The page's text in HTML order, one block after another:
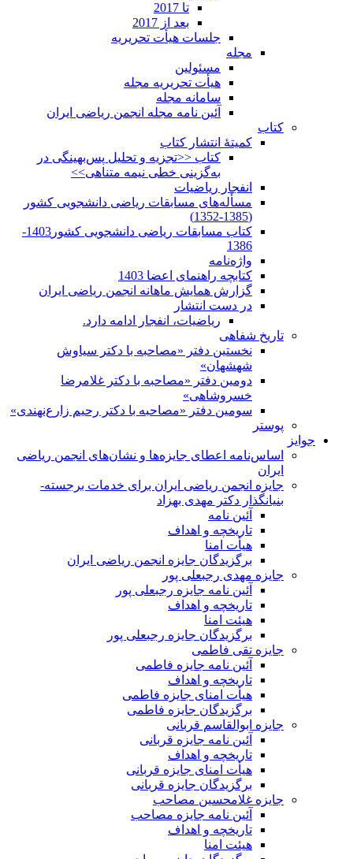
تا 2017
بعد از 2017
جلسات هیأت تحریریه
مجله
مسئولین
هیأت تحریریه مجله
سامانه مجله
آئین نامه مجله انجمن ریاضی ایران
کتاب
کمیتۀ انتشار کتاب
کتاب <<تجزیه و تحلیل پس‌بهینگی در
به‌گزینی خطی نیمه متناهی>>
انفجار ریاضیات
مسأله‌های مسابقات ریاضی دانشجویی کشور
(1385-1352)
کتاب مسابقات ریاضی دانشجویی کشور1403-
1386
واژه‌نامه
کتابچه راهنمای اعضا 1403
گزارش همایش ماهانه انجمن ریاضی ایران
در دست انتشار
ریاضیات، انفجار ادامه دارد.
تاریخ شفاهی
نخستین دفتر «مصاحبه با دکتر سیاوش
شهشهان»
دومین دفتر «مصاحبه با دکتر غلامرضا
خسروشاهی»
سومین دفتر «مصاحبه با دکتر رحیم زارع‌نهندی»
پوستر
جوایز
اساس‌نامه اعطای جایزه‌ها و نشان‌های انجمن ریاضی
ایران
جایزه انجمن ریاضی ایران برای خدمات برجسته-
بنیانگذار دکتر مهدی بهزاد
آئین نامه
تاریخچه و اهداف
هیأت امنا
برگزیدگان جایزه انجمن ریاضی ایران
جایزه مهدی رجبعلی پور
آئین نامه جایزه رجبعلی پور
تاریخچه و اهداف
هیئت امنا
برگزیدگان جایزه رجبعلی پور
جایزه تقی فاطمی
آئین نامه جایزه فاطمی
تاریخچه و اهداف
هیأت امنای جایزه فاطمی
برگزیدگان جایزه فاطمی
جایزه ابوالقاسم قربانی
آئین نامه جایزه قربانی
تاریخچه و اهداف
هیأت امنای جایزه قربانی
برگزیدگان جایزه قربانی
جایزه غلامحسین مصاحب
آئین نامه جایزه مصاحب
تاریخچه و اهداف
هیئت امنا